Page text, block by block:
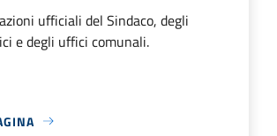
ufficiali del Sindaco, degli
e degli uffici comunali.